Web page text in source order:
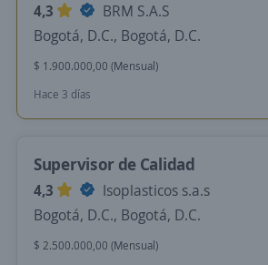
4,3
BRM S.A.S
Bogotá, D.C., Bogotá, D.C.
$ 1.900.000,00 (Mensual)
Hace 3 días
Supervisor de Calidad
4,3
Isoplasticos s.a.s
Bogotá, D.C., Bogotá, D.C.
$ 2.500.000,00 (Mensual)